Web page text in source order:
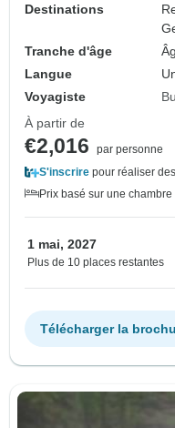
Destinations
Tranche d'âge
Langue
Voyagiste
À partir de
€2,016
par personne
S'inscrire pour réaliser
Prix basé sur une chambre
1 mai, 2027
Plus de 10 places restantes
Télécharger la